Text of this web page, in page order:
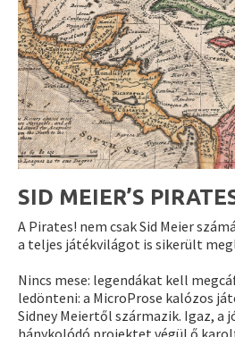
SID MEIER’S
A Pirates! nem csak Sid Meier
a teljes játékvilágot is sikerült
Nincs mese: legendákat kell
ledönteni: a MicroProse kalózos
Sidney Meiertől származik. Igaz, a
hánykolódó projektet végül ő